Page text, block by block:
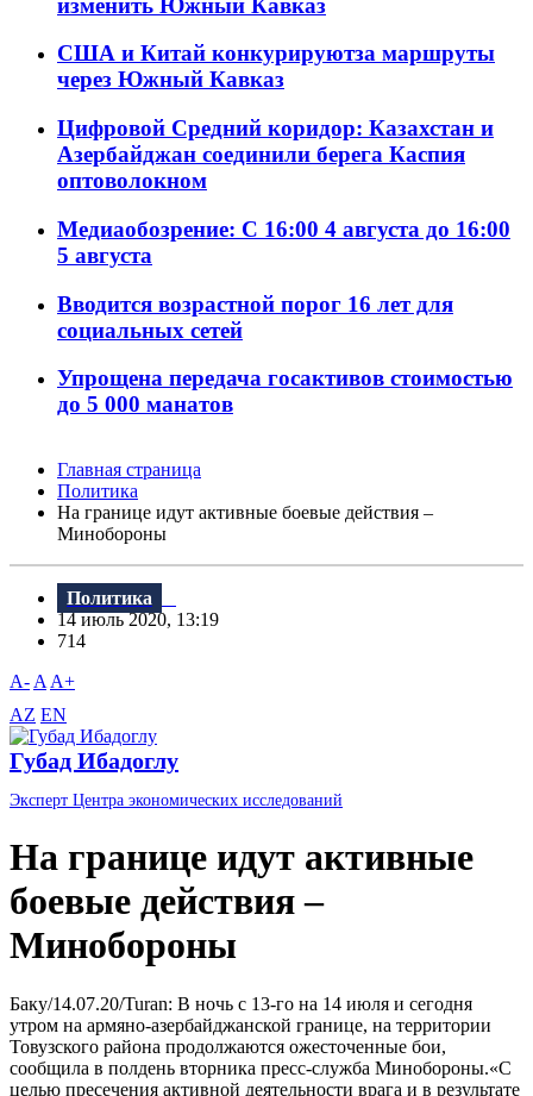
изменить Южный Кавказ
США и Китай конкурируютза маршруты
через Южный Кавказ
Цифровой Средний коридор: Казахстан и
Азербайджан соединили берега Каспия
оптоволокном
Медиаобозрение: С 16:00 4 августа до 16:00
5 августа
Вводится возрастной порог 16 лет для
социальных сетей
Упрощена передача госактивов стоимостью
до 5 000 манатов
Главная страница
Политика
На границе идут активные боевые действия –
Минобороны
Политика
14 июль 2020, 13:19
714
A- A A+
AZ EN
Губад Ибадоглу
Эксперт Центра экономических исследований
На границе идут активные
боевые действия –
Минобороны
Баку/14.07.20/Turan: В ночь с 13-го на 14 июля и сегодня
утром на армяно-азербайджанской границе, на территории
Товузского района продолжаются ожесточенные бои,
сообщила в полдень вторника пресс-служба Минобороны.«С
целью пресечения активной деятельности врага и в результате